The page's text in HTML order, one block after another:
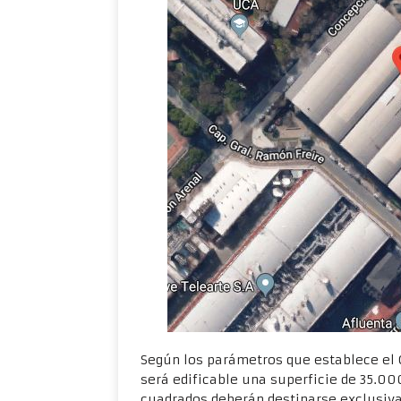
Según los parámetros que establece el
será edificable una superficie de